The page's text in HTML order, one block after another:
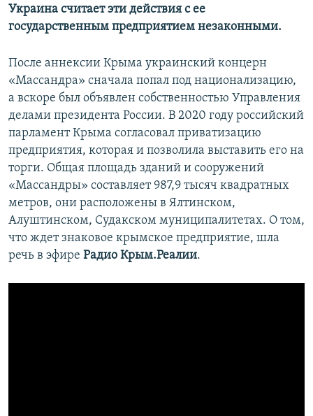
Украина считает эти действия с ее
государственным предприятием незаконными.
После аннексии Крыма украинский концерн
«Массандра» сначала попал под национализацию,
а вскоре был объявлен собственностью Управления
делами президента России. В 2020 году российский
парламент Крыма согласовал приватизацию
предприятия, которая и позволила выставить его на
торги. Общая площадь зданий и сооружений
«Массандры» составляет 987,9 тысяч квадратных
метров, они расположены в Ялтинском,
Алуштинском, Судакском муниципалитетах. О том,
что ждет знаковое крымское предприятие, шла
речь в эфире Радио Крым.Реалии.